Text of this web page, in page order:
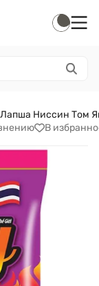
Лапша Ниссин Том
В